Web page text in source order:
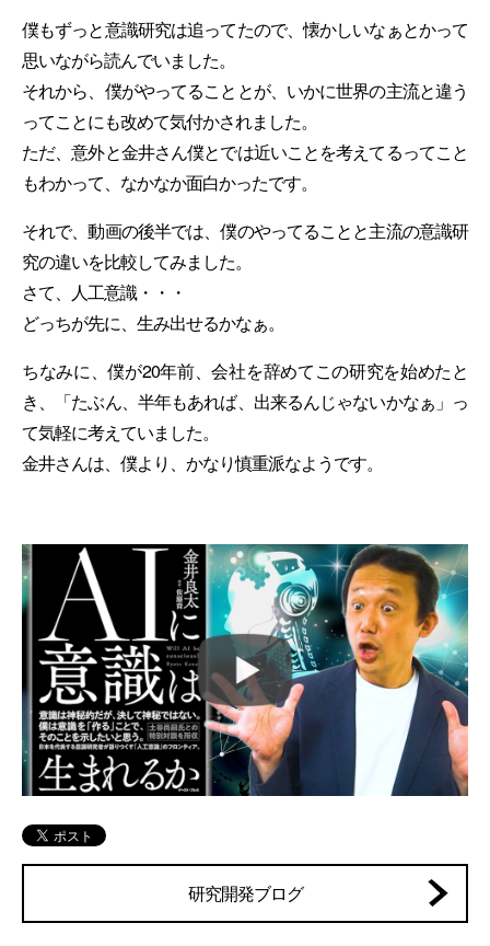
僕もずっと意識研究は追ってたので、懐かしいなぁとかって
思いながら読んでいました。
それから、僕がやってることとが、いかに世界の主流と違う
ってことにも改めて気付かされました。
ただ、意外と金井さん僕とでは近いことを考えてるってこと
もわかって、なかなか面白かったです。
それで、動画の後半では、僕のやってることと主流の意識研
究の違いを比較してみました。
さて、人工意識・・・
どっちが先に、生み出せるかなぁ。
ちなみに、僕が20年前、会社を辞めてこの研究を始めたと
き、「たぶん、半年もあれば、出来るんじゃないかなぁ」っ
て気軽に考えていました。
金井さんは、僕より、かなり慎重派なようです。
研究開発ブログ